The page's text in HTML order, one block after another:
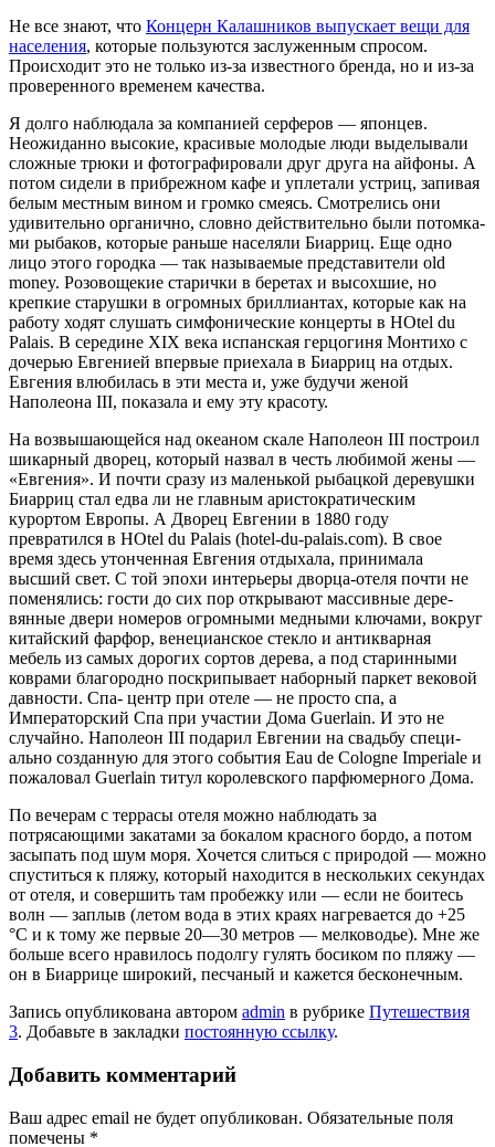
Не все знают, что Концерн Калашников выпускает вещи для
населения, которые пользуются заслуженным спросом.
Происходит это не только из-за известного бренда, но и из-за
проверенного временем качества.
Я долго наблюдала за компанией серферов — японцев.
Неожиданно высокие, красивые молодые люди вы­делывали
сложные трюки и фотографировали друг друга на айфоны. А
потом сидели в прибрежном кафе и уплетали устриц, запивая
белым местным вином и громко сме­ясь. Смотрелись они
удивительно органично, словно действительно были потомка­
ми рыбаков, которые раньше населяли Биарриц. Еще одно
лицо этого городка — так называемые представители old
money. Розовощекие старички в беретах и высохшие, но
крепкие старушки в огромных бриллиантах, которые как на
работу ходят слушать симфонические концерты в HOtel du
Palais. В середине XIX века испанская герцогиня Монтихо с
дочерью Евгенией впервые приехала в Биарриц на отдых.
Евгения влюби­лась в эти места и, уже будучи женой
Наполеона III, показала и ему эту красоту.
На возвышающейся над океаном скале Наполеон III построил
шикарный дворец, кото­рый назвал в честь любимой жены —
«Евгения». И почти сразу из маленькой рыбацкой деревушки
Биарриц стал едва ли не главным аристократическим
курортом Европы. А Дворец Евгении в 1880 году
превратился в HOtel du Palais (hotel-du-palais.com). В свое
время здесь утонченная Евгения отдыхала, принимала
высший свет. С той эпохи интерьеры дворца-отеля почти не
поменя­лись: гости до сих пор открывают массивные дере­
вянные двери номеров огромными медными ключа­ми, вокруг
китайский фарфор, венецианское стекло и антикварная
мебель из самых дорогих сортов дере­ва, а под старинными
коврами благородно поскри­пывает наборный паркет вековой
давности. Спа- центр при отеле — не просто спа, а
Императорский Спа при участии Дома Guerlain. И это не
случайно. Наполеон III подарил Евгении на свадьбу специ­
ально созданную для этого события Eau de Cologne Imperiale и
пожаловал Guerlain титул королевского парфюмерного Дома.
По вечерам с террасы отеля можно наблюдать за
потрясающими закатами за бокалом красного бордо, а потом
засыпать под шум моря. Хочется слиться с природой — можно
спуститься к пляжу, который находится в нескольких секундах
от отеля, и совершить там пробежку или — если не боитесь
волн — заплыв (летом вода в этих краях нагревается до +25
°С и к тому же первые 20—30 метров — мел­ководье). Мне же
больше всего нравилось подолгу гулять босиком по пляжу —
он в Биаррице широ­кий, песчаный и кажется бесконечным.
Запись опубликована автором admin в рубрике Путешествия
3. Добавьте в закладки постоянную ссылку.
Добавить комментарий
Ваш адрес email не будет опубликован. Обязательные поля
помечены *